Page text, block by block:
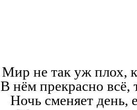
Мир не так уж плох,
В нём прекрасно всё,
Ночь сменяет день,